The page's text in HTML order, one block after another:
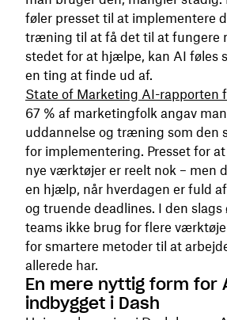
føler presset til at implementere
træning til at få det til at fungere
stedet for at hjælpe, kan AI føles
en ting at finde ud af.
State of Marketing AI-rapporten
67 % af marketingfolk angav
uddannelse og træning som den
for implementering. Presset for
nye værktøjer er reelt nok – men
en hjælp, når hverdagen er fuld
og truende deadlines. I den slags
teams ikke brug for flere
for smartere metoder til at
allerede har.
En mere nyttig form for
indbygget i Dash